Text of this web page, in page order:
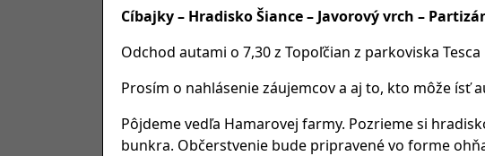
Cíbajky – Hradisko Šiance – Javorový vrch –
Odchod autami o 7,30 z Topoľčian z parkoviska Tesca
Prosím o nahlásenie záujemcov a aj to, kto môže ísť
Pôjdeme vedľa Hamarovej farmy. Pozrieme si
bunkra. Občerstvenie bude pripravené vo forme